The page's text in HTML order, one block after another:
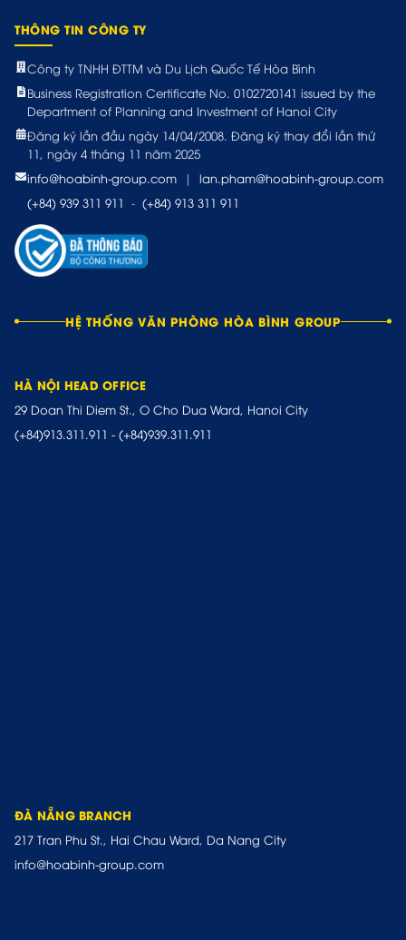
THÔNG TIN CÔNG TY
Công ty TNHH ĐTTM và Du Lịch Quốc Tế Hòa Bình
Business Registration Certificate No. 0102720141 issued by the
Department of Planning and Investment of Hanoi City
Đăng ký lần đầu ngày 14/04/2008. Đăng ký thay đổi lần thứ
11, ngày 4 tháng 11 năm 2025
info@hoabinh-group.com
|
lan.pham@hoabinh-group.com
(+84) 939 311 911 - (+84) 913 311 911
HỆ THỐNG VĂN PHÒNG HÒA BÌNH GROUP
HÀ NỘI HEAD OFFICE
29 Doan Thi Diem St., O Cho Dua Ward, Hanoi City
(+84)913.311.911 - (+84)939.311.911
ĐÀ NẴNG BRANCH
217 Tran Phu St., Hai Chau Ward, Da Nang City
info@hoabinh-group.com